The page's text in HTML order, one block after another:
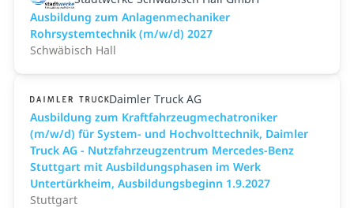
Ausbildung zum Anlagenmechaniker
Rohrsystemtechnik (m/w/d) 2027
Schwäbisch Hall
Daimler Truck AG
Ausbildung zum Kraftfahrzeugmechatroniker
(m/w/d) für System- und Hochvolttechnik, Daimler
Truck AG - Nutzfahrzeugzentrum Mercedes-Benz
Stuttgart mit Ausbildungsphasen im Werk
Untertürkheim, Ausbildungsbeginn 1.9.2027
Stuttgart